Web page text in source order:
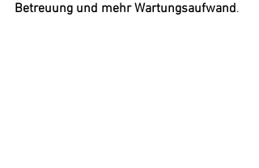
Betreuung und mehr Wartungsaufwand.